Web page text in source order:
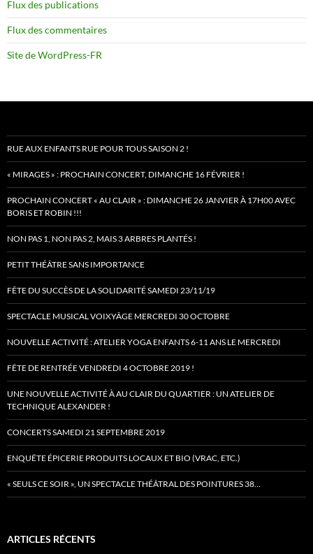
Flux des publications
Flux des commentaires
Site de WordPress-FR
RUE AUX ENFANTS RUE POUR TOUS SAISON 2 !
« MIRAGES » : PROCHAIN CONCERT, DIMANCHE 16 FÉVRIER !
PROCHAIN CONCERT « AU CLAIR » : DIMANCHE 26 JANVIER À 17H00 AVEC
BORIS ET ROBIN !!!
NON PAS 1, NON PAS 2, MAIS 3 ARBRES PLANTÉS !
PETIT THÉÂTRE SANS IMPORTANCE
FÊTE DU SUCCÈS DE LA SOLIDARITÉ SAMEDI 23/11/19
SPECTACLE MUSICAL VOIXYÂGE MERCREDI 30 OCTOBRE
NOUVELLE ACTIVITÉ : ATELIER YOGA ENFANTS 6-11 ANS LE MERCREDI
FÊTE DE RENTRÉE VENDREDI 4 OCTOBRE 2019 !
UNE NOUVELLE ACTIVITÉ À AU CLAIR DU QUARTIER : UN ATELIER DE
TECHNIQUE ALEXANDER !
CONCERTS SAMEDI 21 SEPTEMBRE 2019
ENQUÊTE ÉPICERIE PRODUITS LOCAUX ET BIO (VRAC, ETC.)
« SEULS CE SOIR », UN SPECTACLE THÉÂTRAL DES POINTURES 38…
ARTICLES RÉCENTS